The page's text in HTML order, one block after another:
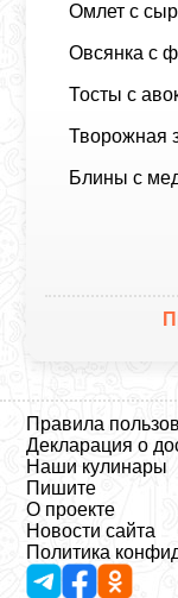
Омлет с
Овсянка с
Тосты с
Творожная
Блины с
Правила
Декларация о
Наши кулинары
Пишите
О проекте
Новости сайта
Политика